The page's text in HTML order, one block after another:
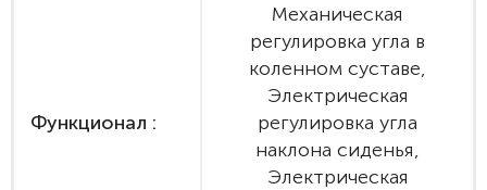
Функционал :
Механическая
регулировка угла в
коленном суставе,
Электрическая
регулировка угла
наклона сиденья,
Электрическая